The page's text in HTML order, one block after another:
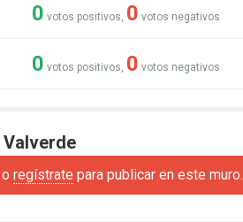
0 votos positivos, 0 votos negativos
0 votos positivos, 0 votos negativos
oregístrate para publicar en este muro.